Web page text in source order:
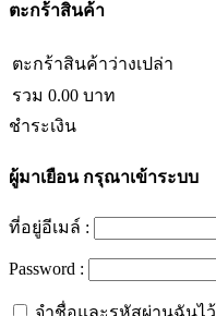
ตะกร้าสินค้า
ตะกร้าสินค้าว่างเปล่า
รวม 0.00 บาท
ชำระเงิน
ผู้มาเยือนกรุณาเข้าระบบ
ที่อยู่อีเมล์ :
Password :
จำชื่อและรหัสผ่านฉันไว้